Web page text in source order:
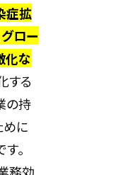
症拡
ロー
化な
する
の持
に
。
務効